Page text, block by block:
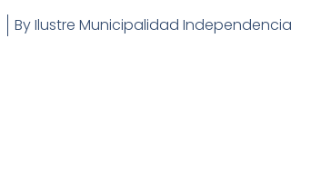
ByIlustre Municipalidad Independencia